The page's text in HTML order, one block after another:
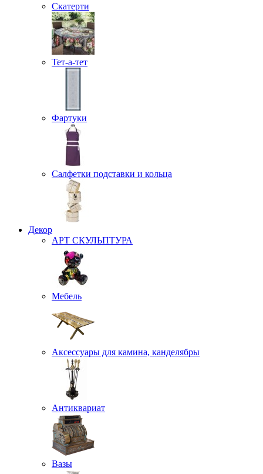
Скатерти
Тет-а-тет
Фартуки
Салфетки подставки и кольца
Декор
АРТ СКУЛЬПТУРА
Мебель
Аксессуары для камина, канделябры
Антиквариат
Вазы